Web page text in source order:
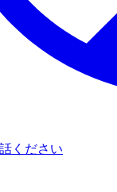
ください